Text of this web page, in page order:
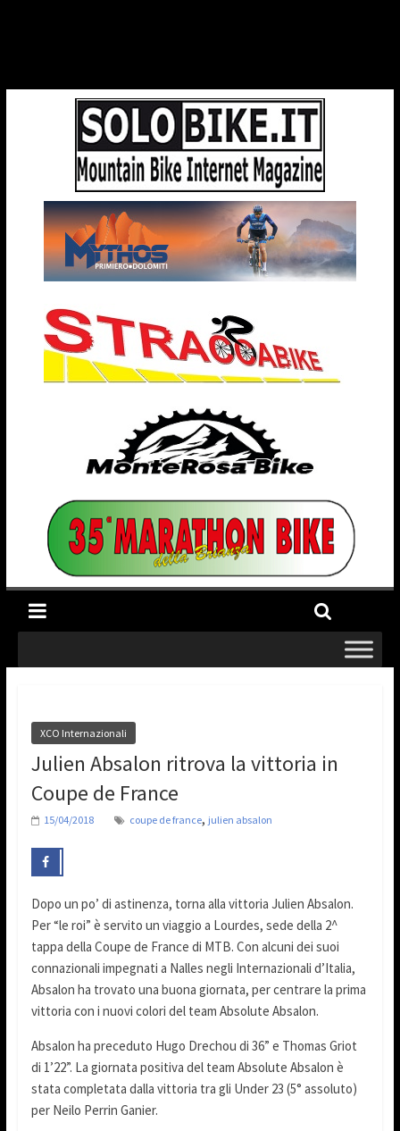
XCO Internazionali
Julien Absalon ritrova la vittoria in
Coupe de France
15/04/2018 coupe de france, julien absalon
Dopo un po’ di astinenza, torna alla vittoria Julien Absalon.
Per “le roi” è servito un viaggio a Lourdes, sede della 2^
tappa della Coupe de France di MTB. Con alcuni dei suoi
connazionali impegnati a Nalles negli Internazionali d’Italia,
Absalon ha trovato una buona giornata, per centrare la prima
vittoria con i nuovi colori del team Absolute Absalon.
Absalon ha preceduto Hugo Drechou di 36” e Thomas Griot
di 1’22”. La giornata positiva del team Absolute Absalon è
stata completata dalla vittoria tra gli Under 23 (5° assoluto)
per Neilo Perrin Ganier.